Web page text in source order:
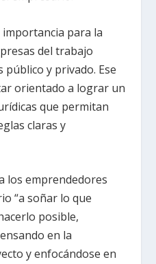
para la
del trabajo
y privado. Ese
orientado a lograr un
que permitan
claras y
los emprendedores
“a soñar lo que
posible,
en la
y enfocándose en